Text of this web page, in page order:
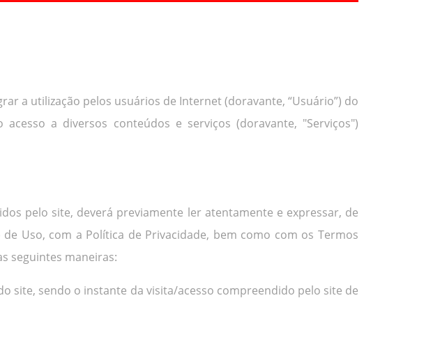
a utilização pelos usuários de Internet (doravante, “Usuário”) do
a diversos conteúdos e serviços (doravante, "Serviços")
pelo site, deverá previamente ler atentamente e expressar, de
Uso, com a Política de Privacidade, bem como com os Termos
seguintes maneiras:
site, sendo o instante da visita/acesso compreendido pelo site de